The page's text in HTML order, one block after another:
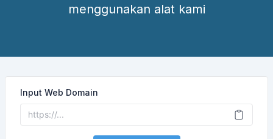
menggunakan alat kami
Input Web Domain